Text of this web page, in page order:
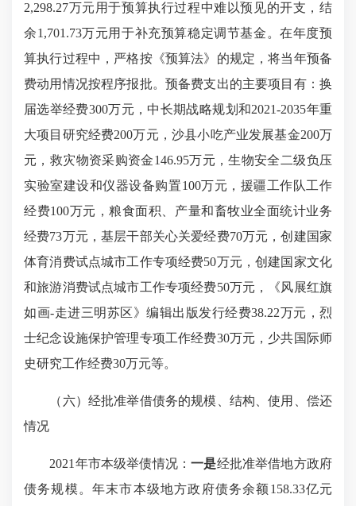
2,298.27万元用于预算执行过程中难以预见的开支，结
余1,701.73万元用于补充预算稳定调节基金。在年度预
算执行过程中，严格按《预算法》的规定，将当年预备
费动用情况按程序报批。预备费支出的主要项目有：换
届选举经费300万元，中长期战略规划和2021-2035年重
大项目研究经费200万元，沙县小吃产业发展基金200万
元，救灾物资采购资金146.95万元，生物安全二级负压
实验室建设和仪器设备购置100万元，援疆工作队工作
经费100万元，粮食面积、产量和畜牧业全面统计业务
经费73万元，基层干部关心关爱经费70万元，创建国家
体育消费试点城市工作专项经费50万元，创建国家文化
和旅游消费试点城市工作专项经费50万元，《风展红旗
如画-走进三明苏区》编辑出版发行经费38.22万元，烈
士纪念设施保护管理专项工作经费30万元，少共国际师
史研究工作经费30万元等。
（六）经批准举借债务的规模、结构、使用、偿还
情况
2021年市本级举债情况：一是经批准举借地方政府
债务规模。年末市本级地方政府债务余额158.33亿元